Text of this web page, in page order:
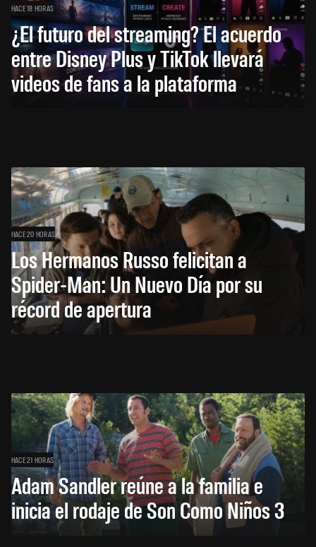
HACE 18 HORAS
¿El futuro del streaming? El acuerdo
entre Disney Plus y TikTok llevará
videos de fans a la plataforma
HACE 20 HORAS
Los Hermanos Russo felicitan a
Spider-Man: Un Nuevo Día por su
récord de apertura
HACE 21 HORAS
Adam Sandler reúne a la familia e
inicia el rodaje de Son Como Niños 3